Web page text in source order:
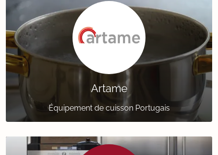
Artame
Équipement de cuisson Portugais